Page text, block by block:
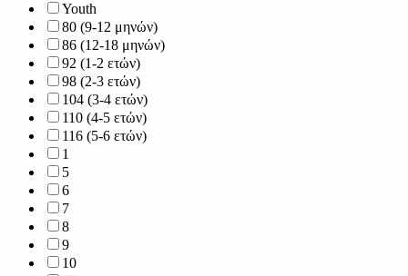
Youth
80 (9-12 μηνών)
86 (12-18 μηνών)
92 (1-2 ετών)
98 (2-3 ετών)
104 (3-4 ετών)
110 (4-5 ετών)
116 (5-6 ετών)
1
5
6
7
8
9
10